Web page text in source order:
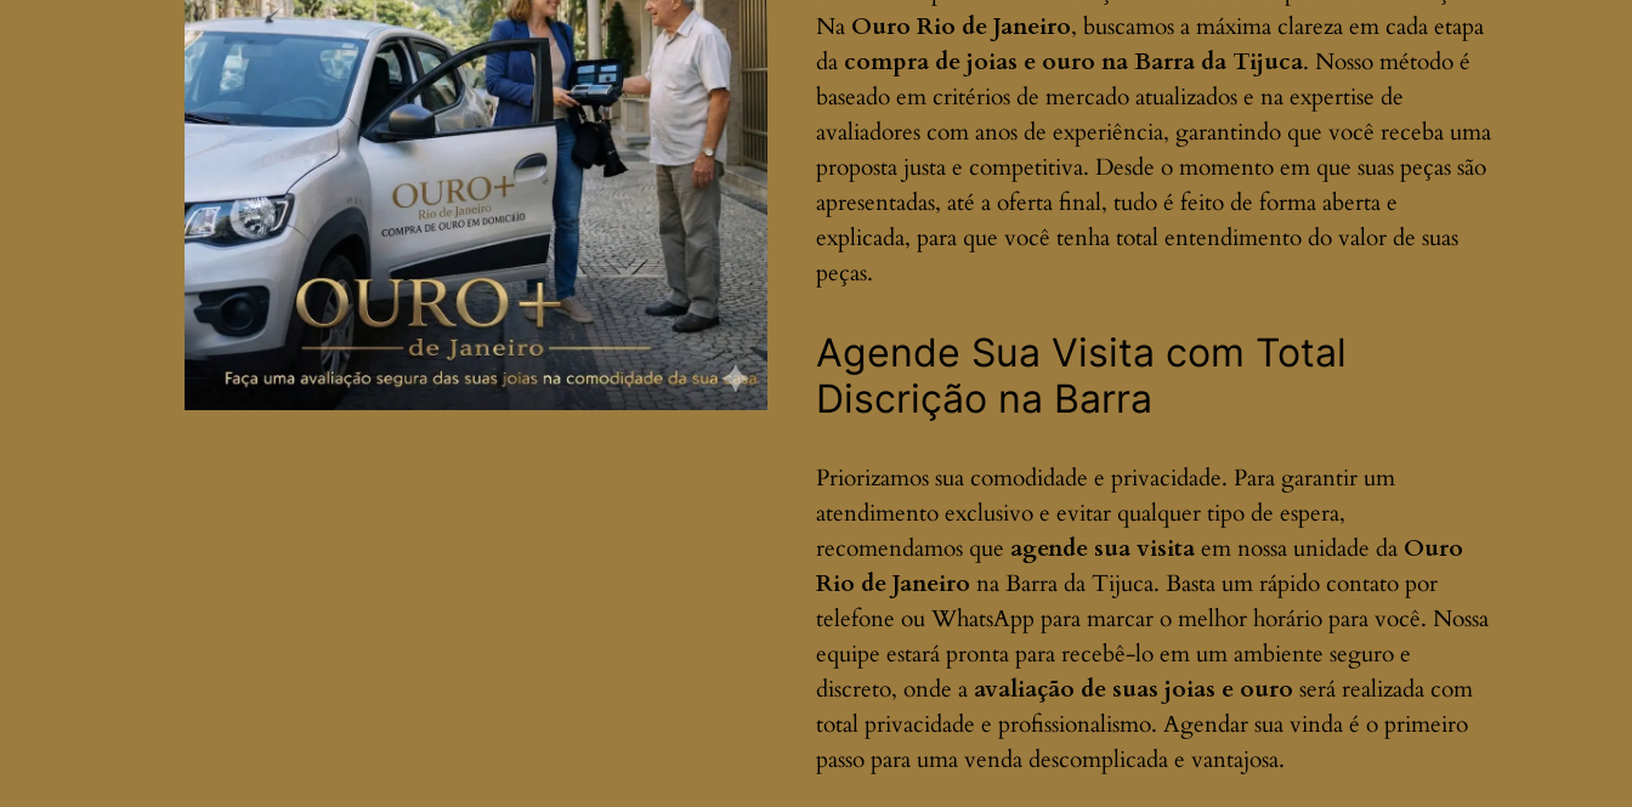
Na Ouro Rio de Janeiro, buscamos a máxima clareza em cada etapa
da compra de joias e ouro na Barra da Tijuca. Nosso método é
baseado em critérios de mercado atualizados e na expertise de
avaliadores com anos de experiência, garantindo que você receba uma
proposta justa e competitiva. Desde o momento em que suas peças são
apresentadas, até a oferta final, tudo é feito de forma aberta e
explicada, para que você tenha total entendimento do valor de suas
peças.
Agende Sua Visita com Total
Discrição na Barra
Priorizamos sua comodidade e privacidade. Para garantir um
atendimento exclusivo e evitar qualquer tipo de espera,
recomendamos que agende sua visitaem nossa unidade da Ouro
Rio de Janeiro na Barra da Tijuca. Basta um rápido contato por
telefone ou WhatsApp para marcar o melhor horário para você. Nossa
equipe estará pronta para recebê-lo em um ambiente seguro e
discreto, onde a avaliação de suas joias e ouro será realizada com
total privacidade e profissionalismo. Agendar sua vinda é o primeiro
passo para uma venda descomplicada e vantajosa.